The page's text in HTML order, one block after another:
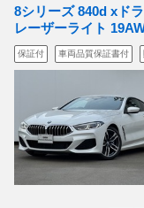
8シリーズ 840d xド
レーザーライト
保証付 車両品質保証書付